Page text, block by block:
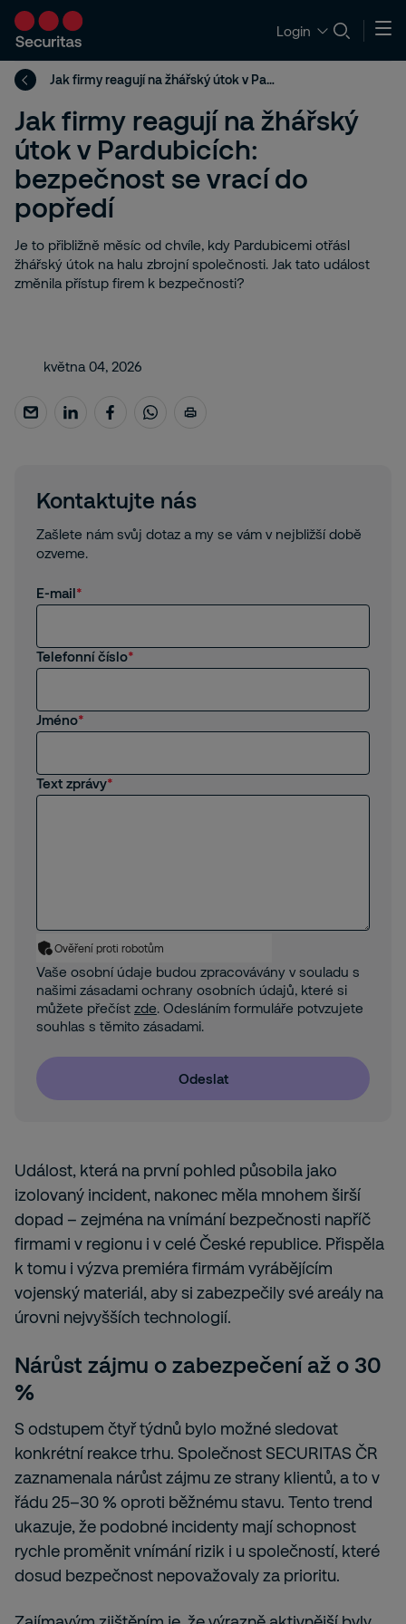
Login
Jak firmy reagují na žhářský útok v Pardubicích: bezpečnost se vrací do popředí
Jak firmy reagují na žhářský
útok v Pardubicích:
bezpečnost se vrací do
popředí
Je to přibližně měsíc od chvíle, kdy Pardubicemi otřásl
žhářský útok na halu zbrojní společnosti. Jak tato událost
změnila přístup firem k bezpečnosti?
Událost, která na první pohled působila jako
izolovaný incident, nakonec měla mnohem širší
dopad – zejména na vnímání bezpečnosti napříč
firmami v regionu i v celé České republice. Přispěla
k tomu i výzva premiéra firmám vyrábějícím
vojenský materiál, aby si zabezpečily své areály na
úrovni nejvyšších technologií.
Nárůst zájmu o zabezpečení až o 30
%
S odstupem čtyř týdnů bylo možné sledovat
konkrétní reakce trhu. Společnost SECURITAS ČR
zaznamenala nárůst zájmu ze strany klientů, a to v
řádu 25–30 % oproti běžnému stavu. Tento trend
ukazuje, že podobné incidenty mají schopnost
rychle proměnit vnímání rizik i u společností, které
dosud bezpečnost nepovažovaly za prioritu.
května 04, 2026
Kontaktujte nás
Zašlete nám svůj dotaz a my se vám v nejbližší době
ozveme.
E-mail
Telefonní číslo
Jméno
Text zprávy
Ověření proti robotům
Vaše osobní údaje budou zpracovávány v souladu s
našimi zásadami ochrany osobních údajů, které si
můžete přečíst zde. Odesláním formuláře potvzujete
souhlas s těmito zásadami.
Odeslat